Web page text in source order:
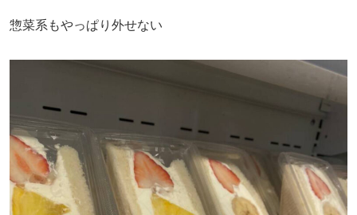
惣菜系もやっぱり外せない